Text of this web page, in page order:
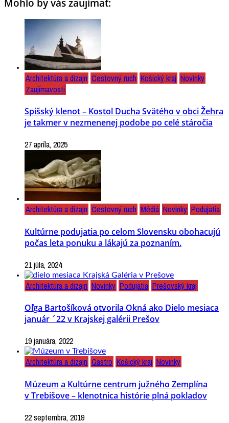
Mohlo by vás zaujímať:
Architektúra a dizajn Cestovný ruch Košický kraj Novinky
Zaujímavosti
Spišský klenot – Kostol Ducha Svätého v obci Žehra
je takmer v nezmenenej podobe po celé stáročia
27 apríla, 2025
Architektúra a dizajn Cestovný ruch Médiá Novinky Podujatia
Kultúrne podujatia po celom Slovensku obohacujú
počas leta ponuku a lákajú za poznaním.
21 júla, 2024
Architektúra a dizajn Novinky Podujatia Prešovský kraj
Oľga Bartošíková otvorila Okná ako Dielo mesiaca
január ´22 v Krajskej galérii Prešov
19 januára, 2022
Architektúra a dizajn Gastro Košický kraj Novinky
Múzeum a Kultúrne centrum južného Zemplína
v Trebišove – klenotnica histórie plná pokladov
22 septembra, 2019